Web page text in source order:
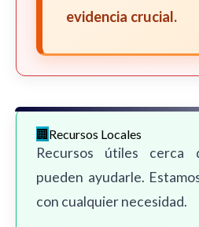
evidencia crucial.
Recursos Locales
Recursos útiles cerca
pueden ayudarle.
con cualquier necesidad.